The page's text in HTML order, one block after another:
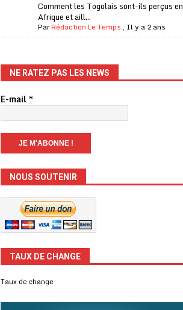
Comment les Togolais sont-ils perçus en
Afrique et aill...
ParRédaction Le Temps , Il y a 2 ans
NE RATEZ PAS LES NEWS
E-mail*
NOUS SOUTENIR
TAUX DE CHANGE
Taux de change